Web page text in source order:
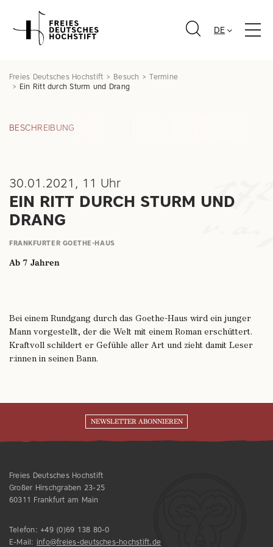
DE
Freies Deutsches Hochstift Besuch
Termine
Ein Ritt durch Sturm und Drang
BESCHREIBUNG
30.01.2021, 11 Uhr
EIN RITT DURCH STURM UND
DRANG
FRANKFURTER GOETHE-HAUS
Ab 7 Jahren
Bei einem Rundgang durch das Goethe-Haus wird ein junger
Mann vorgestellt, der die Welt mit einem Roman erschüttert.
Kraftvoll schildert er Gefühle aller Art und zieht damit Leser
r:innen in seinen Bann.
NEWSLETTER ABONNIEREN
Freies Deutsches Hochstift
Großer Hirschgraben 23-25
60311 Frankfurt am Main
Telefon:+49 (0)69 138 80-0
E-Mail: info@freies-deutsches-hochstift.de